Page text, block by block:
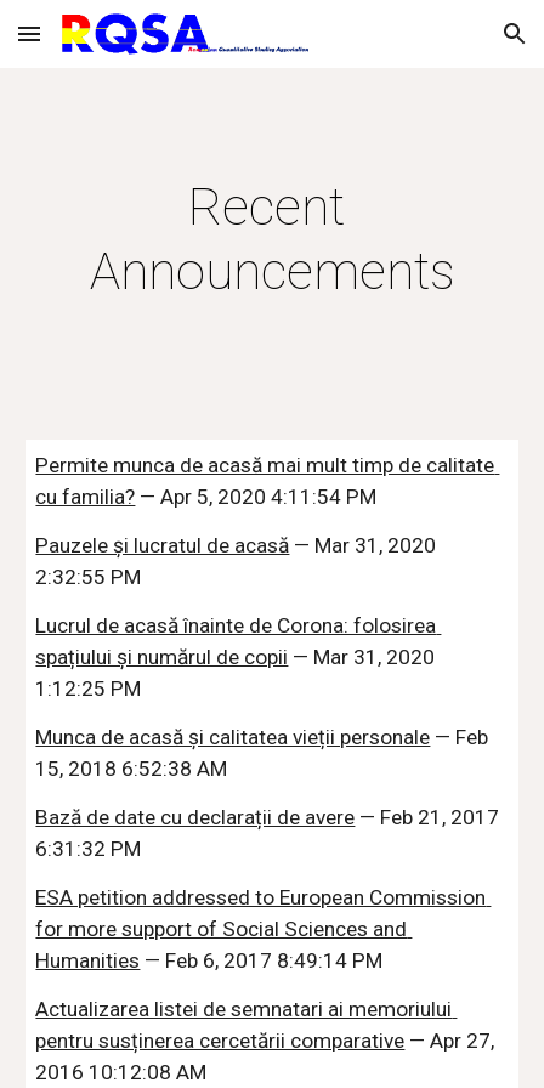
Skip to main content Skip to navigation
Recent
Announcements
Permite munca de acasă mai mult timp de calitate
cu familia? — Apr 5, 2020 4:11:54 PM
Pauzele și lucratul de acasă — Mar 31, 2020
2:32:55 PM
Lucrul de acasă înainte de Corona: folosirea
spațiului și numărul de copii — Mar 31, 2020
1:12:25 PM
Munca de acasă și calitatea vieții personale — Feb
15, 2018 6:52:38 AM
Bază de date cu declarații de avere — Feb 21, 2017
6:31:32 PM
ESA petition addressed to European Commission
for more support of Social Sciences and
Humanities — Feb 6, 2017 8:49:14 PM
Actualizarea listei de semnatari ai memoriului
pentru susținerea cercetării comparative — Apr 27,
2016 10:12:08 AM